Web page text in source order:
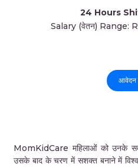
24 Hours
Salary (वेतन) Range:
आवेदन
MomKidCare महिलाओं को उनके सबसे
उसके बाद के चरण में सशक्त बनाने में